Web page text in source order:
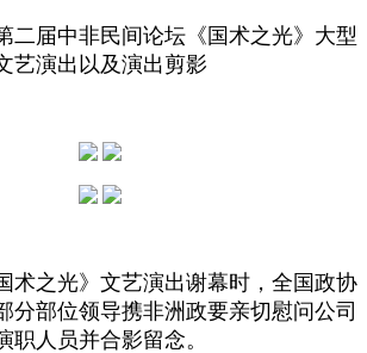
二届中非民间论坛《国术之光》大型
艺演出以及演出剪影
术之光》文艺演出谢幕时，全国政协
分部位领导携非洲政要亲切慰问公司
职人员并合影留念。